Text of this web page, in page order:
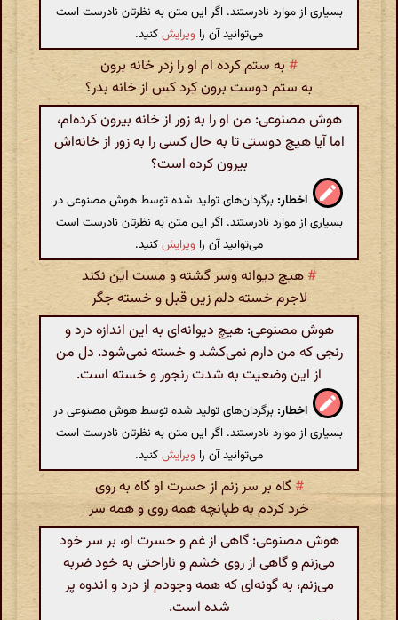
بسیاری از موارد نادرستند. اگر این متن به نظرتان نادرست است
می‌توانید آن را ویرایشکنید.
# به ستم کرده ام او را زدر خانه برون
به ستم دوست برون کرد کس از خانه بدر؟
هوش مصنوعی: من او را به زور از خانه بیرون کرده‌ام،
اما آیا هیچ دوستی تا به حال کسی را به زور از خانه‌اش
بیرون کرده است؟
اخطار: برگردان‌های تولید شده توسط هوش مصنوعی در
بسیاری از موارد نادرستند. اگر این متن به نظرتان نادرست است
می‌توانید آن را ویرایشکنید.
# هیچ دیوانه وسر گشته و مست این نکند
لاجرم خسته دلم زین قبل و خسته جگر
هوش مصنوعی: هیچ دیوانه‌ای به این اندازه درد و
رنجی که من دارم نمی‌کشد و خسته نمی‌شود. دل من
از این وضعیت به شدت رنجور و خسته است.
اخطار: برگردان‌های تولید شده توسط هوش مصنوعی در
بسیاری از موارد نادرستند. اگر این متن به نظرتان نادرست است
می‌توانید آن را ویرایشکنید.
# گاه بر سر زنم از حسرت او گاه به روی
خرد کردم به طپانچه همه روی و همه سر
هوش مصنوعی: گاهی از غم و حسرت او، بر سر خود
می‌زنم و گاهی از روی خشم و ناراحتی به خود ضربه
می‌زنم، به گونه‌ای که همه وجودم از درد و اندوه پر
شده است.